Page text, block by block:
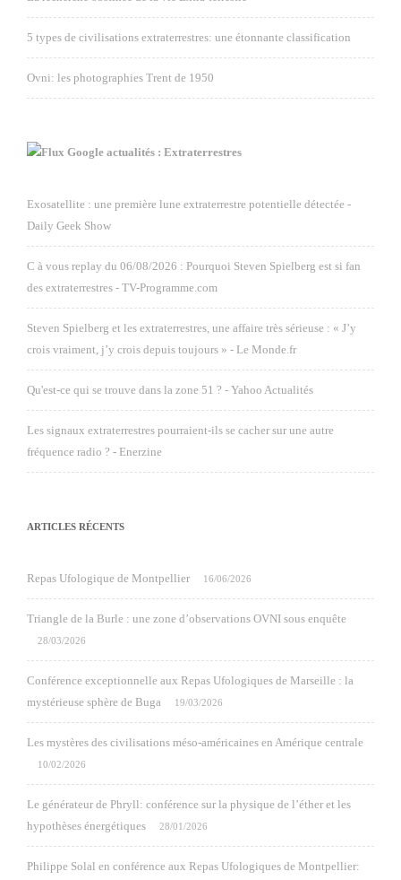
5 types de civilisations extraterrestres: une étonnante classification
Ovni: les photographies Trent de 1950
Google actualités : Extraterrestres
Exosatellite : une première lune extraterrestre potentielle détectée -
Daily Geek Show
C à vous replay du 06/08/2026 : Pourquoi Steven Spielberg est si fan
des extraterrestres - TV-Programme.com
Steven Spielberg et les extraterrestres, une affaire très sérieuse : « J’y
crois vraiment, j’y crois depuis toujours » - Le Monde.fr
Qu'est-ce qui se trouve dans la zone 51 ? - Yahoo Actualités
Les signaux extraterrestres pourraient-ils se cacher sur une autre
fréquence radio ? - Enerzine
ARTICLES RÉCENTS
Repas Ufologique de Montpellier 16/06/2026
Triangle de la Burle : une zone d’observations OVNI sous enquête
28/03/2026
Conférence exceptionnelle aux Repas Ufologiques de Marseille : la
mystérieuse sphère de Buga
19/03/2026
Les mystères des civilisations méso-américaines en Amérique centrale
10/02/2026
Le générateur de Phryll: conférence sur la physique de l’éther et les
hypothèses énergétiques
28/01/2026
Philippe Solal en conférence aux Repas Ufologiques de Montpellier: